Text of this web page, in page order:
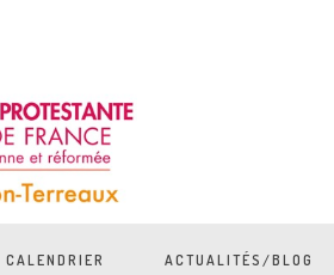
CALENDRIER ACTUALITÉS/BLOG